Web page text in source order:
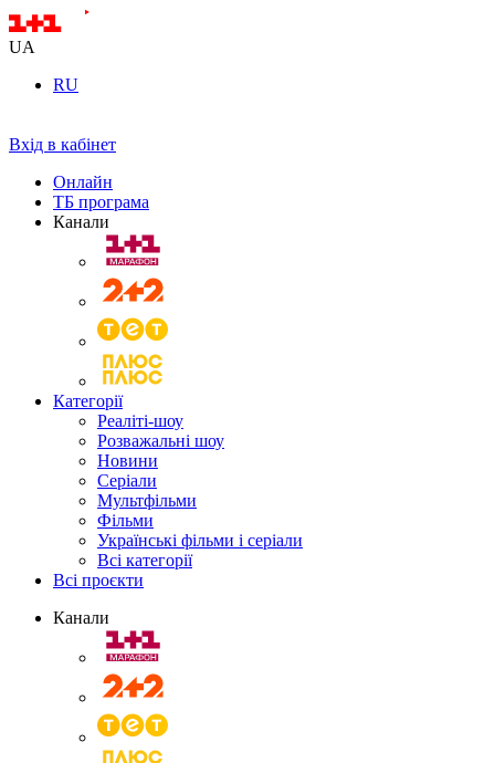
UA
RU
Вхід в кабінет
Онлайн
ТБ програма
Канали
Категорії
Реаліті-шоу
Розважальні шоу
Новини
Серіали
Мультфільми
Фільми
Українські фільми і серіали
Всі категорії
Всі проєкти
Канали